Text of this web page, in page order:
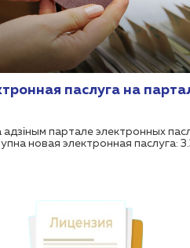
паслуга на
адзіным партале электронных
новая электронная паслуга:
працягу пяці гадоў у базе